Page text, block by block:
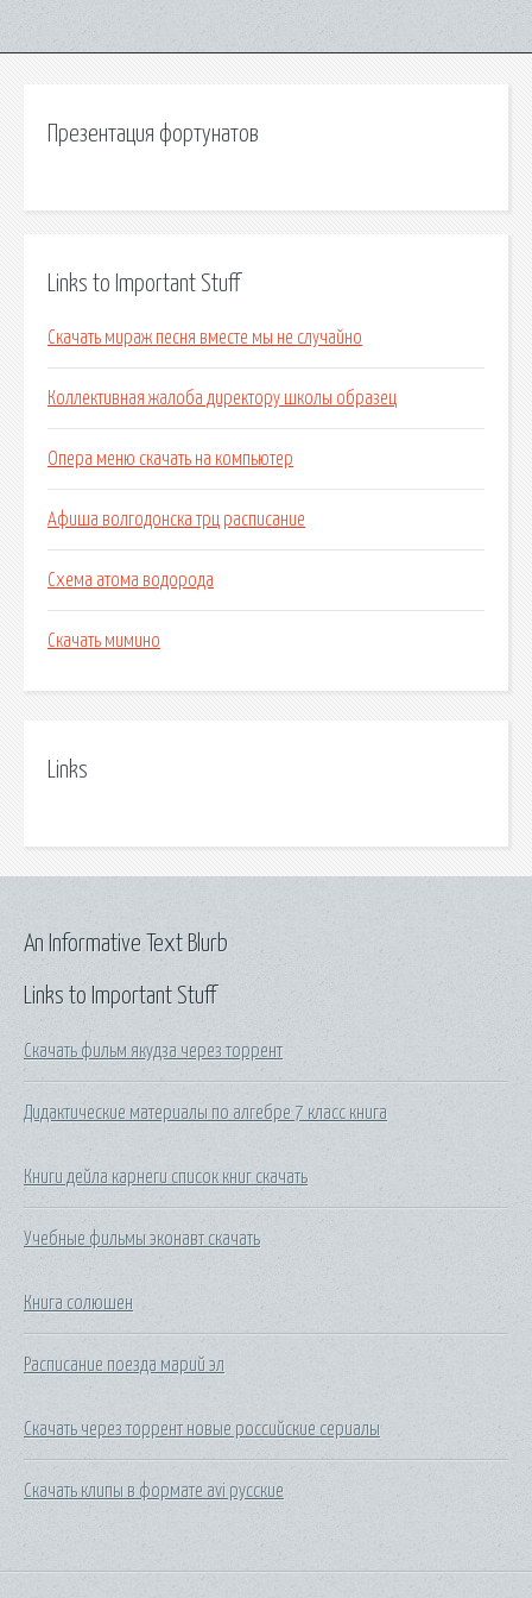
Презентация фортунатов
Links to Important Stuff
Скачать мираж песня вместе мы не случайно
Коллективная жалоба директору школы образец
Опера меню скачать на компьютер
Афиша волгодонска трц расписание
Схема атома водорода
Скачать мимино
Links
Links to Important Stuff
Скачать фильм якудза через торрент
Дидактические материалы по алгебре 7 класс книга
Книги дейла карнеги список книг скачать
Учебные фильмы эконавт скачать
Книга солюшен
Расписание поезда марий эл
Скачать через торрент новые российские сериалы
Скачать клипы в формате avi русские
An Informative Text Blurb